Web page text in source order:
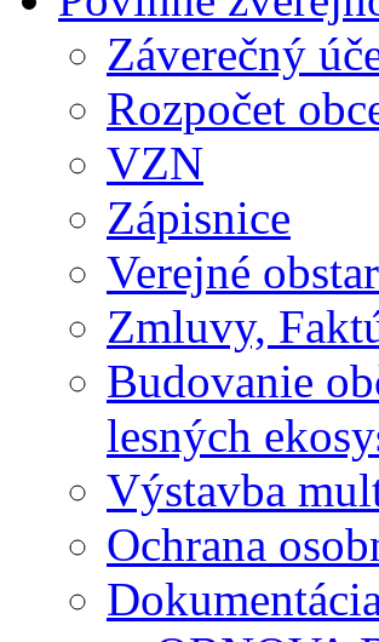
Záverečný
Rozpočet
VZN
Zápisnice
Verejné
Zmluvy,
Budovanie
lesných
Výstavba
Ochrana